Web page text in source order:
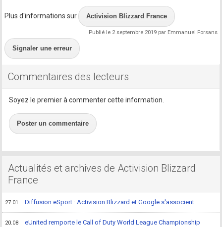
Plus d'informations sur Activision Blizzard France
Publié le 2 septembre 2019 par Emmanuel Forsans
Signaler une erreur
Commentaires des lecteurs
Soyez le premier à commenter cette information.
Poster un commentaire
Actualités et archives de Activision Blizzard
France
27.01 Diffusion eSport : Activision Blizzard et Google s'associent
20.08 eUnited remporte le Call of Duty World League Championship